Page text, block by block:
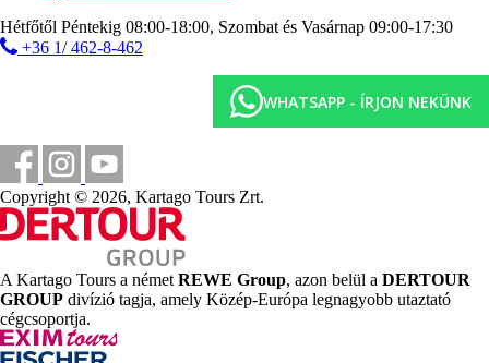
Hétfőtől Péntekig 08:00-18:00, Szombat és Vasárnap 09:00-17:30
+36 1/ 462-8-462
WHATSAPP - ÍRJON NEKÜNK
Copyright © 2026, Kartago Tours Zrt.
A Kartago Tours a német REWE Group, azon belül a DERTOUR
GROUP divízió tagja, amely Közép-Európa legnagyobb utaztató
cégcsoportja.